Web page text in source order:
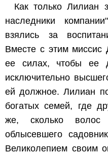
Как только Лилиан
наследники
взялись за
Вместе с этим
ее силах, чтобы ее
исключительно
ей должное. Лилиан
богатых семей, где
же, сколько
облысевшего
Великолепием своим